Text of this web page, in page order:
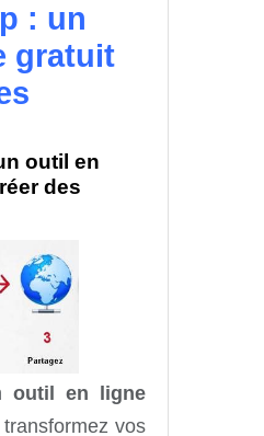
: un
gratuit
outil en
des
outil en ligne
vos